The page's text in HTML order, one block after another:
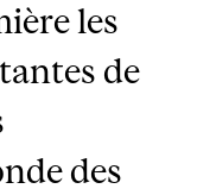
les
de
des